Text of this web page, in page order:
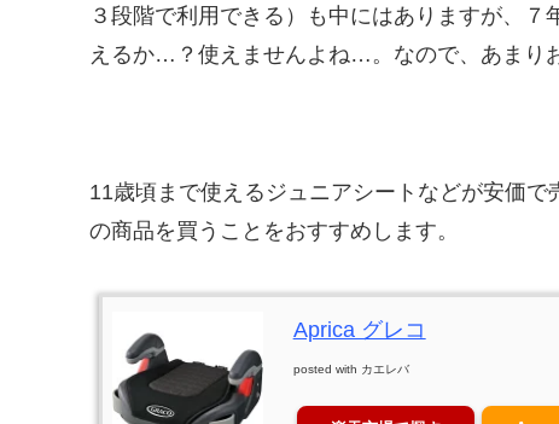
３段階で利用できる）も中にはありますが、
えるか…？使えませんよね…。なので、あまり
11歳頃まで使えるジュニアシートなどが安価
の商品を買うことをおすすめします。
Aprica グレコ
posted with カエレバ